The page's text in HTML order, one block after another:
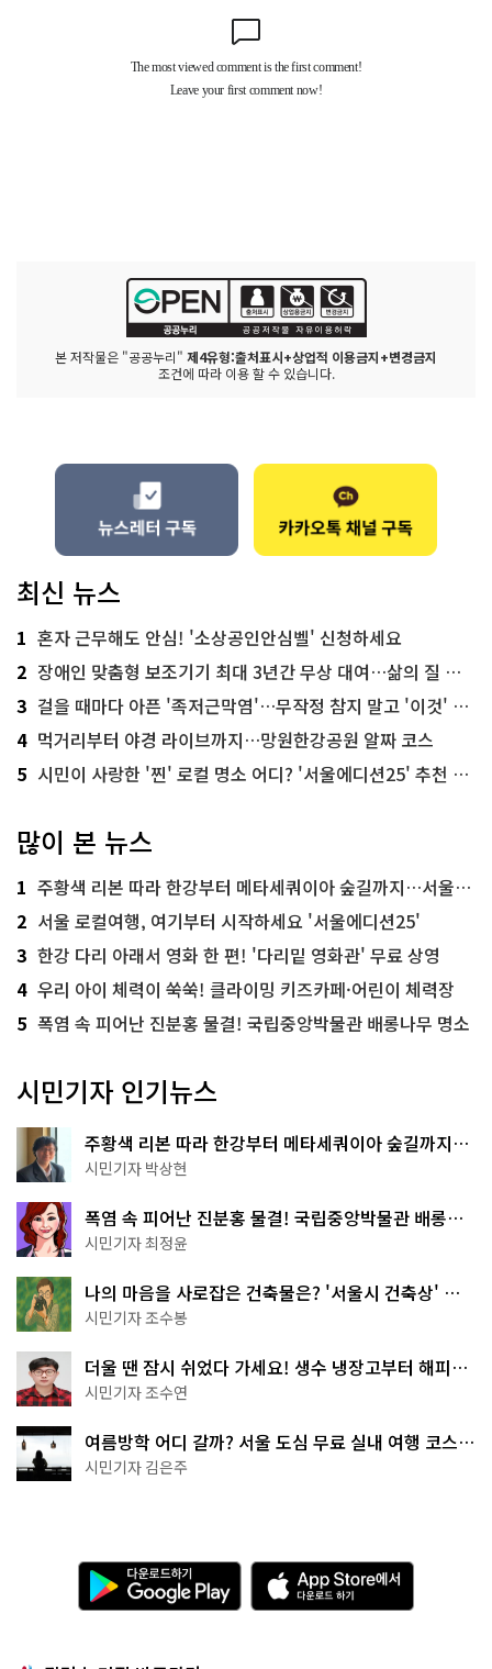
본 저작물은 "공공누리" 제4유형:출처표시+상업적 이용금지+변경금지
조건에 따라 이용 할 수 있습니다.
최신 뉴스
1 혼자 근무해도 안심! '소상공인안심벨' 신청하세요
2 장애인 맞춤형 보조기기 최대 3년간 무상 대여…삶의 질 높인다
3 걸을 때마다 아픈 '족저근막염'…무작정 참지 말고 '이것' 해보세요!
4 먹거리부터 야경 라이브까지…망원한강공원 알짜 코스
5 시민이 사랑한 '찐' 로컬 명소 어디? '서울에디션25' 추천 코스
많이 본 뉴스
1 주황색 리본 따라 한강부터 메타세쿼이아 숲길까지…서울둘레길 15코스
2 서울 로컬여행, 여기부터 시작하세요 '서울에디션25'
3 한강 다리 아래서 영화 한 편! '다리밑 영화관' 무료 상영
4 우리 아이 체력이 쑥쑥! 클라이밍 키즈카페·어린이 체력장
5 폭염 속 피어난 진분홍 물결! 국립중앙박물관 배롱나무 명소
시민기자 인기뉴스
주황색 리본 따라 한강부터 메타세쿼이아 숲길까지…
서울둘레길 15코스
시민기자 박상현
폭염 속 피어난 진분홍 물결! 국립중앙박물관 배롱나
무 명소
시민기자 최정윤
나의 마음을 사로잡은 건축물은? '서울시 건축상' 수
상작 공개!
시민기자 조수봉
더울 땐 잠시 쉬었다 가세요! 생수 냉장고부터 해피소
·무더위쉼터까지
시민기자 조수연
여름방학 어디 갈까? 서울 도심 무료 실내 여행 코스
추천
시민기자 김은주
다
운
로
기
A
p
p